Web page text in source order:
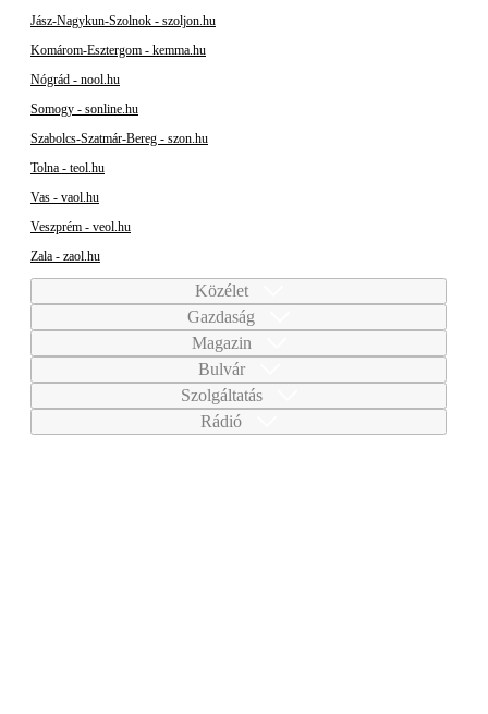
Jász-Nagykun-Szolnok - szoljon.hu
Komárom-Esztergom - kemma.hu
Nógrád - nool.hu
Somogy - sonline.hu
Szabolcs-Szatmár-Bereg - szon.hu
Tolna - teol.hu
Vas - vaol.hu
Veszprém - veol.hu
Zala - zaol.hu
Közélet
Gazdaság
Magazin
Bulvár
Szolgáltatás
Rádió